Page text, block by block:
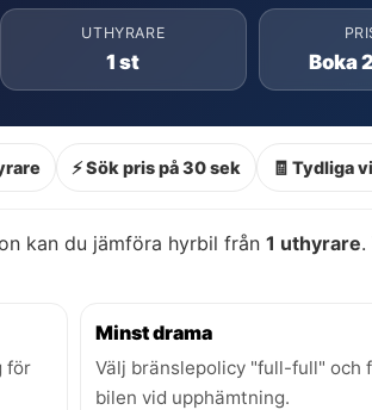
UTHYRARE
1 st Boka
⚡ Sök pris på 30 sek 🧾 Tydliga
kan du jämföra hyrbil från 1 uthyrare.
för
Minst drama
Välj bränslepolicy "full-full" och
bilen vid upphämtning.